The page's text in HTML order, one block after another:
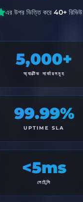
এর উপর ভিত্তি করে 40+রিভিউ
5,000+
অ্যাক্টিভ সার্ভারসমূহ
99.99%
UPTIME SLA
<5ms
লেটেন্সি